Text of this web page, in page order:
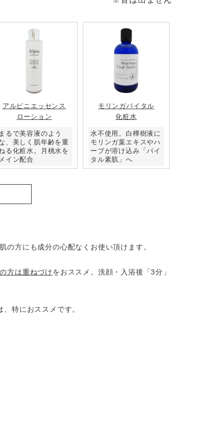
アルピニエッセンス
ローション
まるで美容液のよう
、美しく肌年齢を重
る化粧水。月桃水を
メイン配合
モリンガバイタル
化粧水
水不使用。白樺樹液に
モリンガ葉エキスやハ
ーブが溶け込み「バイ
タル素肌」へ
の方にも成分の心配なくお使い頂けます。
方は重ねづけをおススメ。洗顔・入浴後「3分」
、特におススメです。